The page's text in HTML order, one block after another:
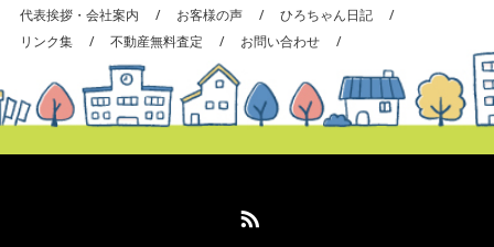
代表挨拶・会社案内
お客様の声
ひろちゃん日記
リンク集
不動産無料査定 お問い合わせ